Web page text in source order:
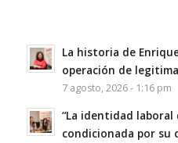
La historia de
operación de
7 agosto, 2026 - 1:16 pm
“La identidad laboral
condicionada por su